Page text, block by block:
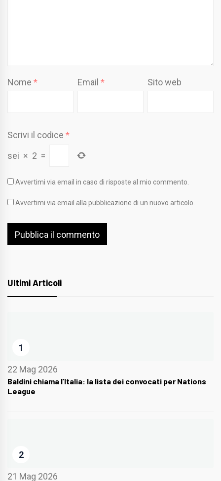
Nome * Email* Sito web
Scrivi il codice *
sei × 2 =
Avvertimi via email in caso di risposte al mio commento.
Avvertimi via email alla pubblicazione di un nuovo articolo.
Ultimi Articoli
1
22 Mag 2026
Baldini chiama l’Italia: la lista dei convocati per Nations
League
2
21 Mag 2026